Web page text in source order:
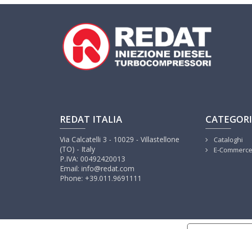
REDAT ITALIA
Via Calcatelli 3 - 10029 - Villastellone
(TO) - Italy
P.IVA: 00492420013
Email: info@redat.com
Phone: +39.011.9691111
Cataloghi
E-Commerce